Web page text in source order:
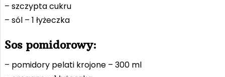
– szczypta cukru
– sól – 1 łyżeczka
Sos pomidorowy:
– pomidory pelati krojone – 300 ml